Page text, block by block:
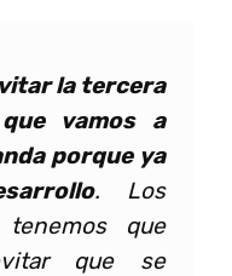
la tercera
vamos a
porque ya
. Los
que
que se